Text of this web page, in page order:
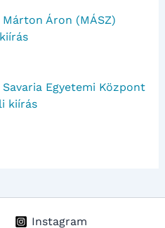
Márton Áron (MÁSZ)
Egyetemi Központ
kiírás
Instagram